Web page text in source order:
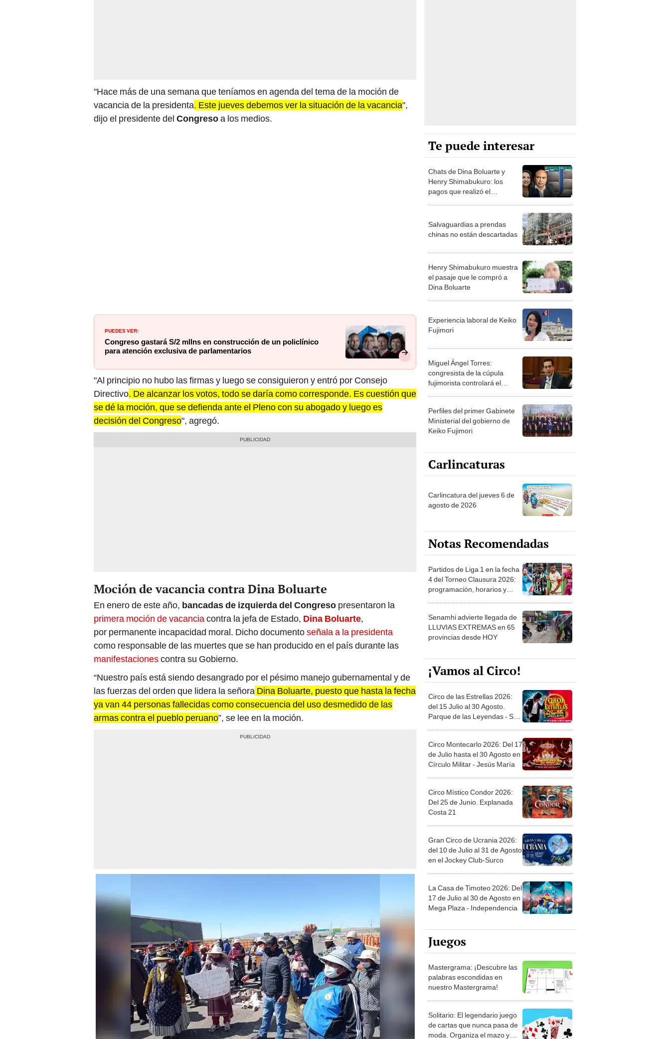
"Hace más de una semana que teníamos en agenda del tema de la moción de
vacancia de la presidenta. Este jueves debemos ver la situación de la vacancia",
dijo el presidente del Congresoa los medios.
PUEDES VER:
Congreso gastará S/2 mllns en construcción de un policlínico
para atención exclusiva de parlamentarios
"Al principio no hubo las firmas y luego se consiguieron y entró por Consejo
Directivo. De alcanzar los votos, todo se daría como corresponde. Es cuestión que
se dé la moción, que se defienda ante el Pleno con su abogado y luego es
decisión del Congreso", agregó.
Moción de vacancia contra Dina Boluarte
En enero de este año, bancadas de izquierda del Congreso presentaron la
primera moción de vacanciacontra la jefa de Estado, Dina Boluarte,
por permanente incapacidad moral. Dicho documentoseñala a la presidenta
como responsable de las muertes que se han producido en el país durante las
manifestacionescontra su Gobierno.
“Nuestro país está siendo desangrado por el pésimo manejo gubernamental y de
las fuerzas del orden que lidera la señora Dina Boluarte, puesto que hasta la fecha
ya van 44 personas fallecidas como consecuencia del uso desmedido de las
armas contra el pueblo peruano”, se lee en la moción.
Te puede interesar
Chats de Dina Boluarte y
Henry Shimabukuro: los
pagos que realizó el
Salvaguardias a prendas
chinas no están descartadas
Henry Shimabukuro muestra
el pasaje que le compró a
Dina Boluarte
Experiencia laboral de Keiko
Fujimori
Miguel Ángel Torres:
congresista de la cúpula
fujimorista controlará el
Perfiles del primer Gabinete
Ministerial del gobierno de
Keiko Fujimori
Carlincaturas
Carlincatura del jueves 6 de
agosto de 2026
Notas Recomendadas
Partidos de Liga 1 en la fecha
4 del Torneo Clausura 2026:
programación, horarios y
Senamhi advierte llegada de
LLUVIAS EXTREMAS en 65
provincias desde HOY
¡Vamos al Circo!
Circo de las Estrellas 2026:
del 15 Julio al 30 Agosto.
Parque de las Leyendas - San
Circo Montecarlo 2026: Del 17
de Julio hasta el 30 Agosto en
Círculo Militar - Jesús María
Circo Místico Condor 2026:
Del 25 de Junio. Explanada
Costa 21
Gran Circo de Ucrania 2026:
del 10 de Julio al 31 de Agosto
en el Jockey Club-Surco
La Casa de Timoteo 2026: Del
17 de Julio al 30 de Agosto en
Mega Plaza - Independencia
Juegos
Mastergrama: ¡Descubre las
palabras escondidas en
nuestro Mastergrama!
Solitario: El legendario juego
de cartas que nunca pasa de
moda. Organiza el mazo y